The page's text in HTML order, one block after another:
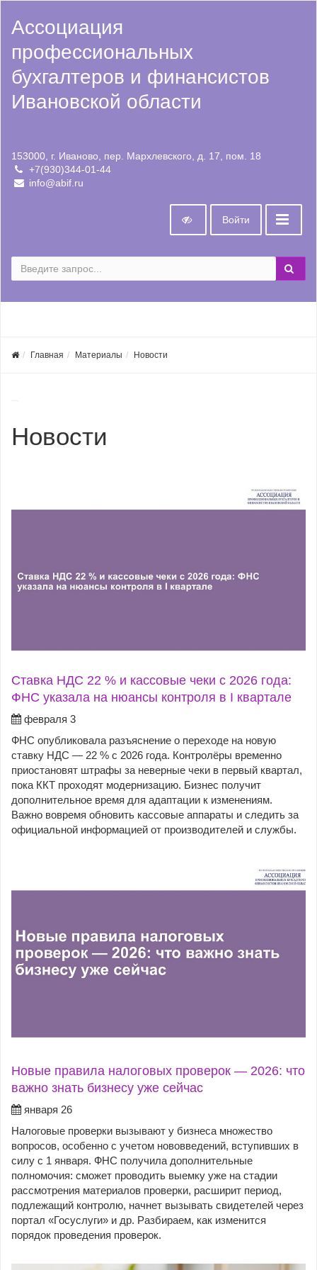
Ассоциация
профессиональных
бухгалтеров и финансистов
Ивановской области
153000, г. Иваново, пер. Мархлевского, д. 17, пом. 18
+7(930)344-01-44
info@abif.ru
Войти
Главная Материалы Новости
Новости
Ставка НДС 22 % и кассовые чеки с 2026 года:
ФНС указала на нюансы контроля в I квартале
февраля 3
ФНС опубликовала разъяснение о переходе на новую
ставку НДС — 22 % с 2026 года. Контролёры временно
приостановят штрафы за неверные чеки в первый квартал,
пока ККТ проходят модернизацию. Бизнес получит
дополнительное время для адаптации к изменениям.
Важно вовремя обновить кассовые аппараты и следить за
официальной информацией от производителей и службы.
Новые правила налоговых проверок — 2026: что
важно знать бизнесу уже сейчас
января 26
Налоговые проверки вызывают у бизнеса множество
вопросов, особенно с учетом нововведений, вступивших в
силу с 1 января. ФНС получила дополнительные
полномочия: сможет проводить выемку уже на стадии
рассмотрения материалов проверки, расширит период,
подлежащий контролю, начнет вызывать свидетелей через
портал «Госуслуги» и др. Разбираем, как изменится
порядок проведения проверок.